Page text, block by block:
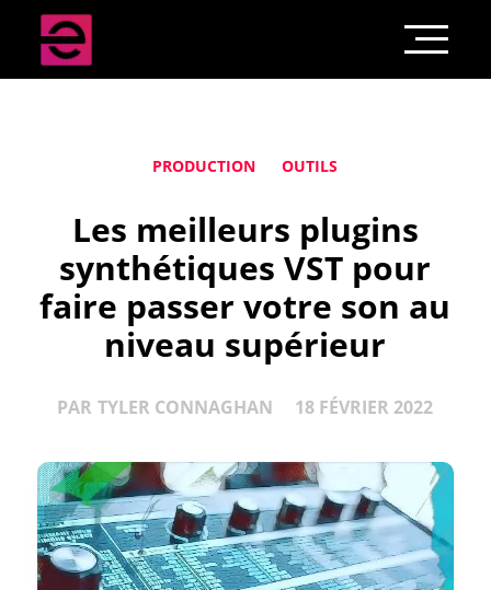
PRODUCTION OUTILS
Les meilleurs plugins
synthétiques VST pour
faire passer votre son au
niveau supérieur
PAR TYLER CONNAGHAN 18 FÉVRIER 2022